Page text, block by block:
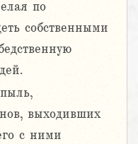
по
собственными
выходивших
с ними